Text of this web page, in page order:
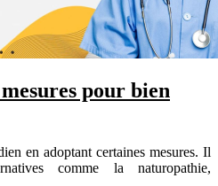
pour bien
en adoptant certaines mesures. Il
comme la naturopathie,